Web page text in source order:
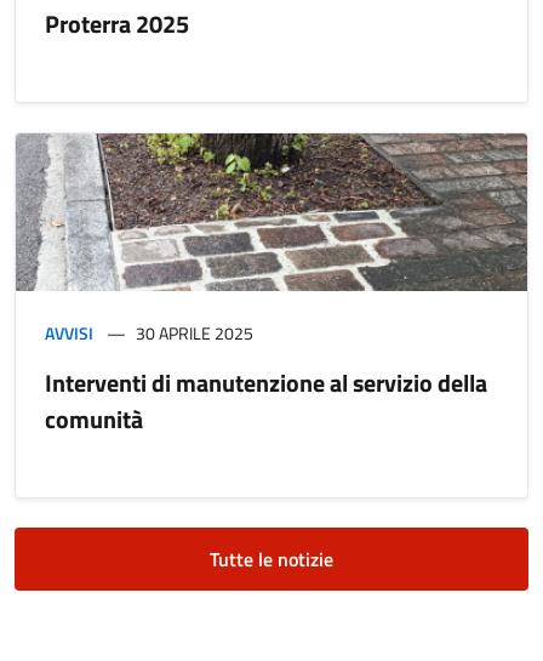
Proterra 2025
AVVISI 30 APRILE 2025
Interventi di manutenzione al servizio della
comunità
Tutte le notizie